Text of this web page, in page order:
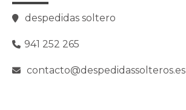
despedidas soltero
941 252 265
contacto@despedidassolteros.es